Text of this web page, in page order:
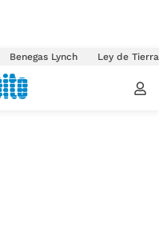
Benegas Lynch Ley de